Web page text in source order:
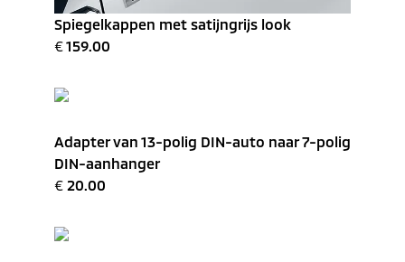
Spiegelkappen met satijngrijs look
€159.00
Adapter van 13-polig DIN-auto naar 7-polig
DIN-aanhanger
€ 20.00